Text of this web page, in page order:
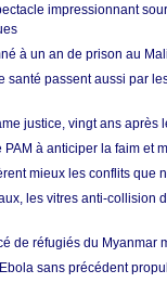
impressionnant
à un an de prison au Mali
santé passent aussi par
justice, vingt ans après
PAM à anticiper la faim et
mieux les conflits que
les vitres anti-collision
de réfugiés du Myanmar
sans précédent